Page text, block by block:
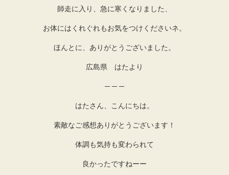
師走に入り、急に寒くなりました、
お体にはくれぐれもお気をつけくださいネ。
ほんとに、ありがとうございました。
広島県 はたより
─ ─ ─
はたさん、こんにちは。
素敵なご感想ありがとうございます！
体調も気持も変わられて
良かったですねーー